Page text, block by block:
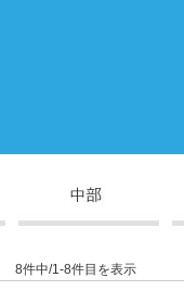
8件中/1-8件目を表示